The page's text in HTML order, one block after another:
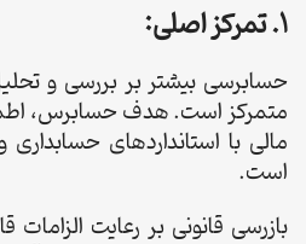
1. تمرکز اصلی:
حسابرسی بیشتر بر بررسی و
متمرکز است. هدف حسابرس،
مالی با استانداردهای
است.
بازرسی قانونی بر رعایت الزامات